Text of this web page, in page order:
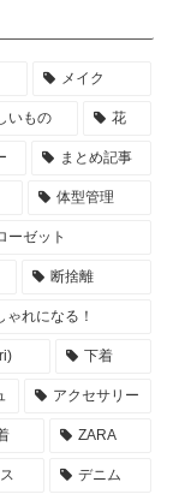
メイク
いもの 花
まとめ記事
体型管理
ーゼット
断捨離
れになる！
下着
アクセサリー
ZARA
デニム